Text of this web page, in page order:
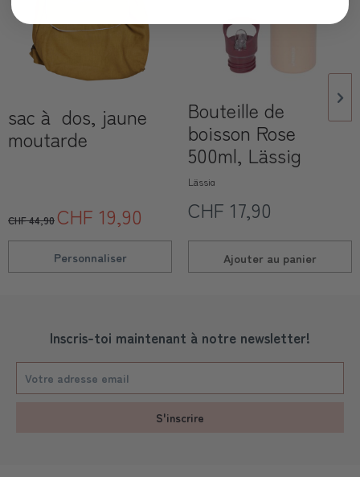
sac à dos, jaune
moutarde
CHF 44,90CHF 19,90
Personnaliser
Bouteille de
boisson Rose
500ml, Lässig
Lässig
CHF 17,90
Ajouter au panier
Inscris-toi maintenant à notre newsletter!
S'inscrire